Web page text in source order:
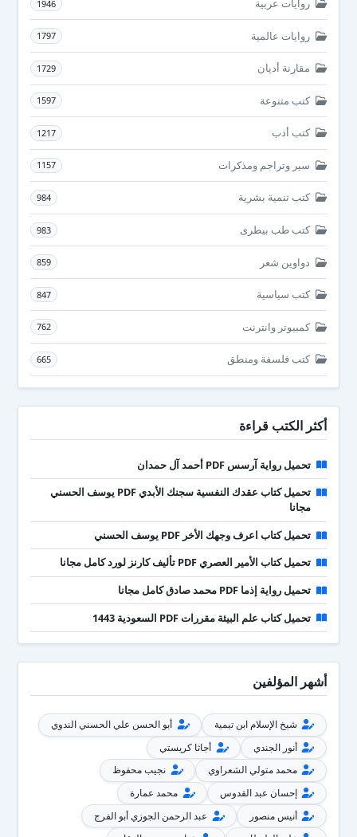
روايات عربية 1946
روايات عالمية 1797
مقارنة أديان 1729
كتب متنوعة 1597
كتب أدب 1217
سير وتراجم ومذكرات 1157
كتب تنمية بشرية 984
كتب طب بيطرى 983
دواوين شعر 859
كتب سياسية 847
كمبيوتر وانترنت 762
كتب فلسفة ومنطق 665
أكثر الكتب قراءة
تحميل رواية آرسس PDF أحمد آل حمدان
تحميل كتاب عقدك النفسية سجنك الأبدي PDF يوسف الحسني
مجانا
تحميل كتاب اعرف وجهك الأخر PDF يوسف الحسني
تحميل كتاب الأمير العصري PDF تأليف كارنز لورد كامل مجانا
تحميل رواية إذما PDF محمد صادق كامل مجانا
تحميل كتاب علم البيئة مقررات PDF السعودية 1443
أشهر المؤلفين
شيخ الإسلام ابن تيمية
أبو الحسن علي الحسني الندوي
أنور الجندي
أجاثا كريستي
محمد متولي الشعراوي
نجيب محفوظ
إحسان عبد القدوس
محمد عمارة
أنيس منصور
عبد الرحمن الجوزي أبو الفرج